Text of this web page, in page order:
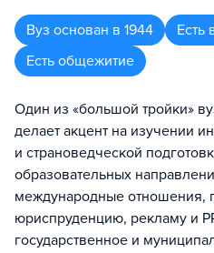
Вуз основан в 1944
Есть
Есть общежитие
Один из «большой тройки»
делает акцент на изучении
и страноведческой
образовательных
международные отношения,
юриспруденцию, рекламу и
государственное и